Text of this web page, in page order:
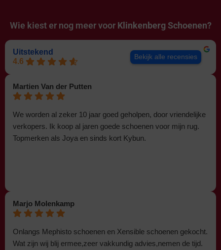
Wie kiest er nog meer voor Klinkenberg Schoenen?
Uitstekend
4.6
Bekijk alle recensies
Martien Van der Putten
We worden al zeker 10 jaar goed geholpen, door vriendelijke
verkopers. Ik koop al jaren goede schoenen voor mijn rug.
Topmerken als Joya en sinds kort Kybun.
Marjo Molenkamp
Onlangs Mephisto schoenen en Xensible schoenen gekocht.
Wat zijn wij blij ermee,zeer vakkundig advies,nemen de tijd.